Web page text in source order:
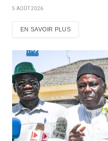
5 AOÛT 2026
EN SAVOIR PLUS